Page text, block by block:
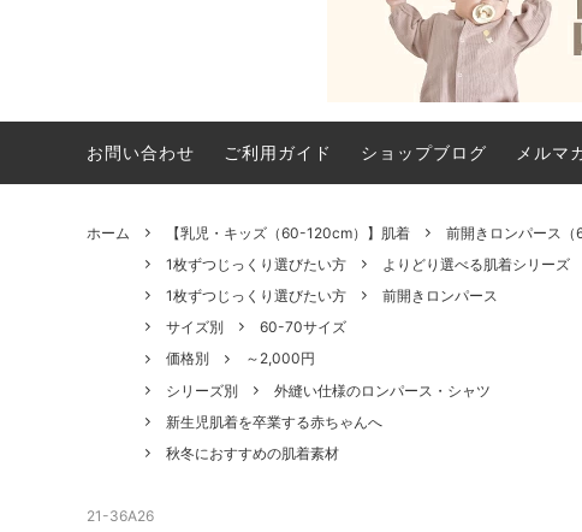
お問い合わせ ご利用ガイド ショップブログ メルマ
ホーム 【乳児・キッズ（60-120cm）】肌着
前開きロンパース（
1枚ずつじっくり選びたい方
よりどり選べる肌着シリーズ
1枚ずつじっくり選びたい方
前開きロンパース
サイズ別
60-70サイズ
価格別
～2,000円
シリーズ別
外縫い仕様のロンパース・シャツ
新生児肌着を卒業する赤ちゃんへ
秋冬におすすめの肌着素材
21-36A26